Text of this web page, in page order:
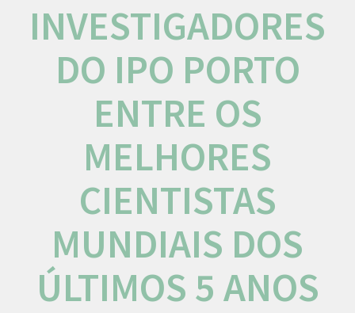
INVESTIGADORES
DO IPO PORTO
ENTRE OS
MELHORES
CIENTISTAS
MUNDIAIS DOS
ÚLTIMOS 5 ANOS